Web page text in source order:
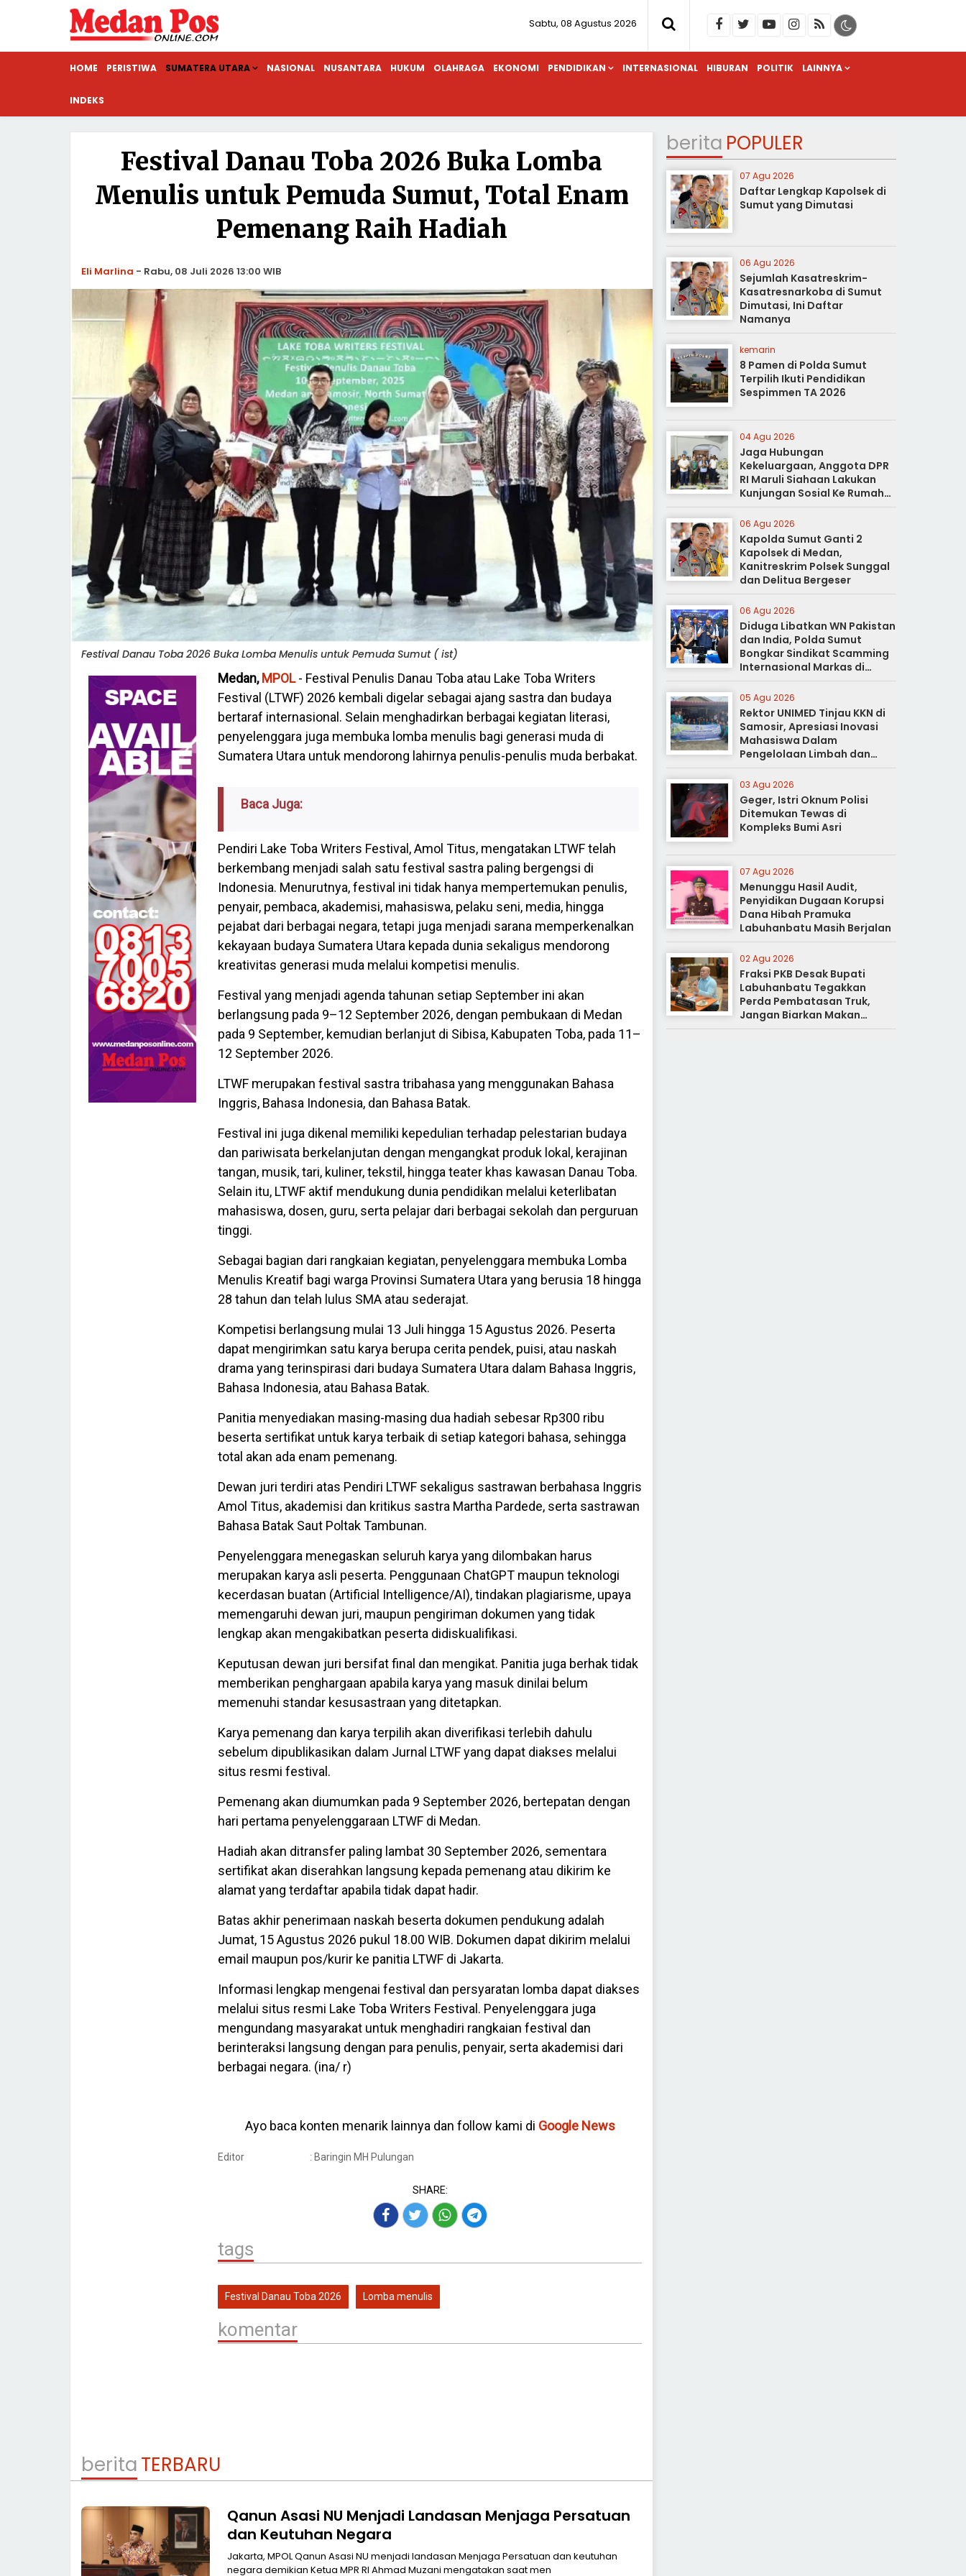
Sabtu, 08 Agustus 2026
HOME PERISTIWA SUMATERA UTARA NASIONAL NUSANTARA HUKUM OLAHRAGA EKONOMI PENDIDIKAN INTERNASIONAL HIBURAN POLITIK LAINNYA
INDEKS
Festival Danau Toba 2026 Buka Lomba
Menulis untuk Pemuda Sumut, Total Enam
Pemenang Raih Hadiah
Eli Marlina - Rabu, 08 Juli 2026 13:00 WIB
Festival Danau Toba 2026 Buka Lomba Menulis untuk Pemuda Sumut ( ist)
Medan,MPOL- Festival Penulis Danau Toba atau Lake Toba Writers
Festival (LTWF) 2026 kembali digelar sebagai ajang sastra dan budaya
bertaraf internasional. Selain menghadirkan berbagai kegiatan literasi,
penyelenggara juga membuka lomba menulis bagi generasi muda di
Sumatera Utara untuk mendorong lahirnya penulis-penulis muda berbakat.
Baca Juga:
Pendiri Lake Toba Writers Festival, Amol Titus, mengatakan LTWF telah
berkembang menjadi salah satu festival sastra paling bergengsi di
Indonesia. Menurutnya, festival ini tidak hanya mempertemukan penulis,
penyair, pembaca, akademisi, mahasiswa, pelaku seni, media, hingga
pejabat dari berbagai negara, tetapi juga menjadi sarana memperkenalkan
kekayaan budaya Sumatera Utara kepada dunia sekaligus mendorong
kreativitas generasi muda melalui kompetisi menulis.
Festival yang menjadi agenda tahunan setiap September ini akan
berlangsung pada 9–12 September 2026, dengan pembukaan di Medan
pada 9 September, kemudian berlanjut di Sibisa, Kabupaten Toba, pada 11–
12 September 2026.
LTWF merupakan festival sastra tribahasa yang menggunakan Bahasa
Inggris, Bahasa Indonesia, dan Bahasa Batak.
Festival ini juga dikenal memiliki kepedulian terhadap pelestarian budaya
dan pariwisata berkelanjutan dengan mengangkat produk lokal, kerajinan
tangan, musik, tari, kuliner, tekstil, hingga teater khas kawasan Danau Toba.
Selain itu, LTWF aktif mendukung dunia pendidikan melalui keterlibatan
mahasiswa, dosen, guru, serta pelajar dari berbagai sekolah dan perguruan
tinggi.
Sebagai bagian dari rangkaian kegiatan, penyelenggara membuka Lomba
Menulis Kreatif bagi warga Provinsi Sumatera Utara yang berusia 18 hingga
28 tahun dan telah lulus SMA atau sederajat.
Kompetisi berlangsung mulai 13 Juli hingga 15 Agustus 2026. Peserta
dapat mengirimkan satu karya berupa cerita pendek, puisi, atau naskah
drama yang terinspirasi dari budaya Sumatera Utara dalam Bahasa Inggris,
Bahasa Indonesia, atau Bahasa Batak.
Panitia menyediakan masing-masing dua hadiah sebesar Rp300 ribu
beserta sertifikat untuk karya terbaik di setiap kategori bahasa, sehingga
total akan ada enam pemenang.
Dewan juri terdiri atas Pendiri LTWF sekaligus sastrawan berbahasa Inggris
Amol Titus, akademisi dan kritikus sastra Martha Pardede, serta sastrawan
Bahasa Batak Saut Poltak Tambunan.
Penyelenggara menegaskan seluruh karya yang dilombakan harus
merupakan karya asli peserta. Penggunaan ChatGPT maupun teknologi
kecerdasan buatan (Artificial Intelligence/AI), tindakan plagiarisme, upaya
memengaruhi dewan juri, maupun pengiriman dokumen yang tidak
lengkap akan mengakibatkan peserta didiskualifikasi.
Keputusan dewan juri bersifat final dan mengikat. Panitia juga berhak tidak
memberikan penghargaan apabila karya yang masuk dinilai belum
memenuhi standar kesusastraan yang ditetapkan.
Karya pemenang dan karya terpilih akan diverifikasi terlebih dahulu
sebelum dipublikasikan dalam Jurnal LTWF yang dapat diakses melalui
situs resmi festival.
Pemenang akan diumumkan pada 9 September 2026, bertepatan dengan
hari pertama penyelenggaraan LTWF di Medan.
Hadiah akan ditransfer paling lambat 30 September 2026, sementara
sertifikat akan diserahkan langsung kepada pemenang atau dikirim ke
alamat yang terdaftar apabila tidak dapat hadir.
Batas akhir penerimaan naskah beserta dokumen pendukung adalah
Jumat, 15 Agustus 2026 pukul 18.00 WIB. Dokumen dapat dikirim melalui
email maupun pos/kurir ke panitia LTWF di Jakarta.
Informasi lengkap mengenai festival dan persyaratan lomba dapat diakses
melalui situs resmi Lake Toba Writers Festival. Penyelenggara juga
mengundang masyarakat untuk menghadiri rangkaian festival dan
berinteraksi langsung dengan para penulis, penyair, serta akademisi dari
berbagai negara. (ina/ r)
Ayo baca konten menarik lainnya dan follow kami di Google News
Editor : Baringin MH Pulungan
SHARE:
tags
Festival Danau Toba 2026 Lomba menulis
komentar
beritaTERBARU
Qanun Asasi NU Menjadi Landasan Menjaga Persatuan
dan Keutuhan Negara
Jakarta, MPOL Qanun Asasi NU menjadi landasan Menjaga Persatuan dan keutuhan
negara demikian Ketua MPR RI Ahmad Muzani mengatakan saat men
berita POPULER
07 Agu 2026
Daftar Lengkap Kapolsek di
Sumut yang Dimutasi
06 Agu 2026
Sejumlah Kasatreskrim-
Kasatresnarkoba di Sumut
Dimutasi, Ini Daftar
Namanya
kemarin
8 Pamen di Polda Sumut
Terpilih Ikuti Pendidikan
Sespimmen TA 2026
04 Agu 2026
Jaga Hubungan
Kekeluargaan, Anggota DPR
RI Maruli Siahaan Lakukan
Kunjungan Sosial Ke Rumah
Duka
06 Agu 2026
Kapolda Sumut Ganti 2
Kapolsek di Medan,
Kanitreskrim Polsek Sunggal
dan Delitua Bergeser
06 Agu 2026
Diduga Libatkan WN Pakistan
dan India, Polda Sumut
Bongkar Sindikat Scamming
Internasional Markas di
Apartemen Podomoro
05 Agu 2026
Rektor UNIMED Tinjau KKN di
Samosir, Apresiasi Inovasi
Mahasiswa Dalam
Pengelolaan Limbah dan
Pertanian Ramah Lingkungan
03 Agu 2026
Geger, Istri Oknum Polisi
Ditemukan Tewas di
Kompleks Bumi Asri
07 Agu 2026
Menunggu Hasil Audit,
Penyidikan Dugaan Korupsi
Dana Hibah Pramuka
Labuhanbatu Masih Berjalan
02 Agu 2026
Fraksi PKB Desak Bupati
Labuhanbatu Tegakkan
Perda Pembatasan Truk,
Jangan Biarkan Makan
Korban